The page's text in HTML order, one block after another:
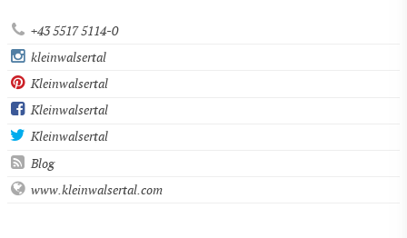
+43 5517 5114-0
kleinwalsertal
Kleinwalsertal
Kleinwalsertal
Kleinwalsertal
Blog
www.kleinwalsertal.com